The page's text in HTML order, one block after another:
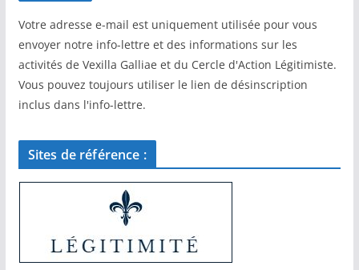
Votre adresse e-mail est uniquement utilisée pour vous
envoyer notre info-lettre et des informations sur les
activités de Vexilla Galliae et du Cercle d'Action Légitimiste.
Vous pouvez toujours utiliser le lien de désinscription
inclus dans l'info-lettre.
Sites de référence :